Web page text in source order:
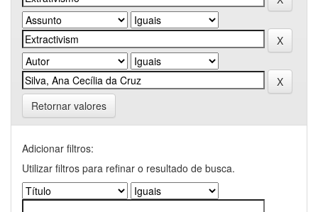
Retornar valores
Adicionar filtros:
Utilizar filtros para refinar o resultado de busca.